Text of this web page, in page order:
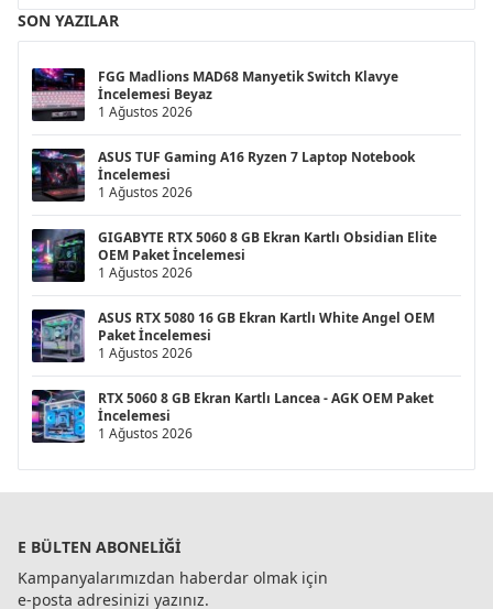
SON YAZILAR
FGG Madlions MAD68 Manyetik Switch Klavye
İncelemesi Beyaz
1 Ağustos 2026
ASUS TUF Gaming A16 Ryzen 7 Laptop Notebook
İncelemesi
1 Ağustos 2026
GIGABYTE RTX 5060 8 GB Ekran Kartlı Obsidian Elite
OEM Paket İncelemesi
1 Ağustos 2026
ASUS RTX 5080 16 GB Ekran Kartlı White Angel OEM
Paket İncelemesi
1 Ağustos 2026
RTX 5060 8 GB Ekran Kartlı Lancea - AGK OEM Paket
İncelemesi
1 Ağustos 2026
E BÜLTEN ABONELIĞI
Kampanyalarımızdan haberdar olmak için
e-posta adresinizi yazınız.